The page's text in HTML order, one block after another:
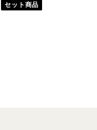
セット商品